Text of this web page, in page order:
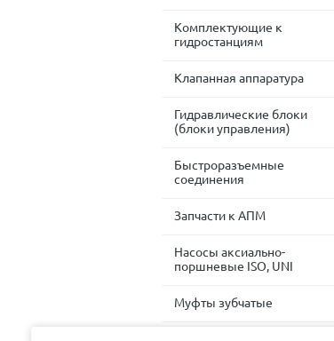
Комплектующие к
гидростанциям
Клапанная аппаратура
Гидравлические блоки
(блоки управления)
Быстроразъемные
соединения
Запчасти к АПМ
Насосы аксиально-
поршневые ISO, UNI
Муфты зубчатые